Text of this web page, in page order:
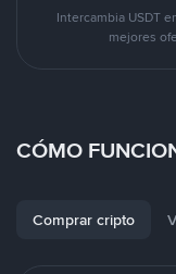
Intercambia USDT
mejores
CÓMO
Comprar cripto